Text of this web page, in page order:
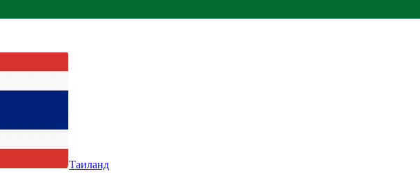
Таиланд